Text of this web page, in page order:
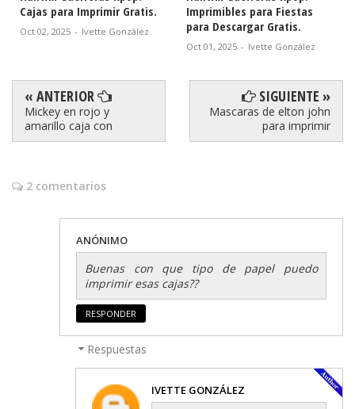
Cajas para Imprimir Gratis.
Oct 02, 2025 - Ivette González
Imprimibles para Fiestas
para Descargar Gratis.
Oct 01, 2025 - Ivette González
« ANTERIOR
Mickey en rojo y
amarillo caja con
SIGUIENTE »
Mascaras de elton john
para imprimir
2 comentarios
ANÓNIMO
Buenas con que tipo de papel puedo
imprimir esas cajas??
RESPONDER
Respuestas
IVETTE GONZÁLEZ